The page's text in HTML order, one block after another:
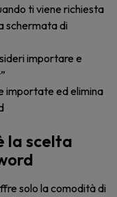
ti viene richiesta
schermata di
importare e
importate ed elimina
la scelta
solo la comodità di